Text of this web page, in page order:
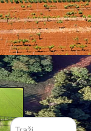
Traži